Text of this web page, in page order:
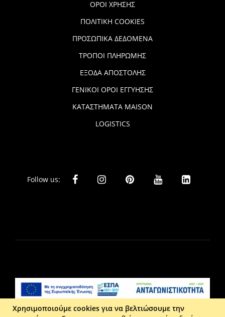
ΟΡΟΙ ΧΡΗΣΗΣ
ΠΟΛΙΤΙΚΗ COOKIES
ΠΡΟΣΩΠΙΚΑ ΔΕΔΟΜΕΝΑ
ΤΡΟΠΟΙ ΠΛΗΡΩΜΗΣ
ΕΞΟΔΑ ΑΠΟΣΤΟΛΗΣ
ΓΕΝΙΚΟΙ ΟΡΟΙ ΕΓΓΥΗΣΗΣ
ΚΑΤΑΣΤΗΜΑΤΑ MAISON
LOGISTICS
Follow us:
Χρησιμοποιούμε cookies για να βελτιώσουμε την